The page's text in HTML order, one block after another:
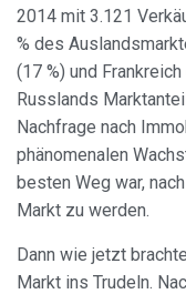
2014 mit 3.121
% des
(17 %) und
Russlands
Nachfrage nach
phänomenalen
besten Weg war,
Markt zu werden.
Dann wie jetzt
Markt ins Trudeln.